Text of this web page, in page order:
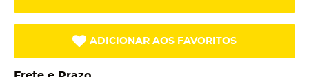
ADICIONAR AOS FAVORITOS